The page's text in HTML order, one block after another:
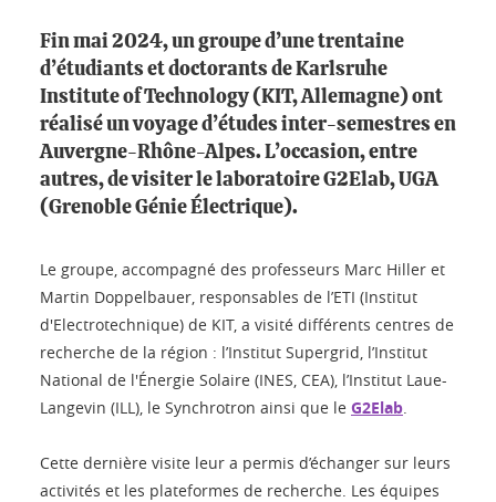
Fin mai 2024, un groupe d’une trentaine
d’étudiants et doctorants de Karlsruhe
Institute of Technology (KIT, Allemagne) ont
réalisé un voyage d’études inter-semestres en
Auvergne-Rhône-Alpes. L’occasion, entre
autres, de visiter le laboratoire G2Elab, UGA
(Grenoble Génie Électrique).
Le groupe, accompagné des professeurs Marc Hiller et
Martin Doppelbauer, responsables de l’ETI (Institut
d'Electrotechnique) de KIT, a visité différents centres de
recherche de la région : l’Institut Supergrid, l’Institut
National de l'Énergie Solaire (INES, CEA), l’Institut Laue-
Langevin (ILL), le Synchrotron ainsi que le G2Elab
Cette dernière visite leur a permis d’échanger sur leurs
activités et les plateformes de recherche. Les équipes